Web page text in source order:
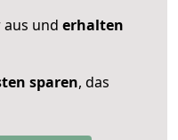
aus und erhalten
sparen, das